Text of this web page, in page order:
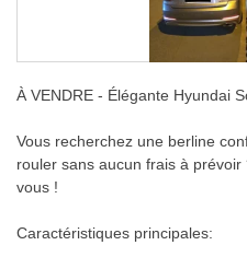
À VENDRE - Élégante Hyundai
Vous recherchez une berline
rouler sans aucun frais à
vous !
Caractéristiques principales: